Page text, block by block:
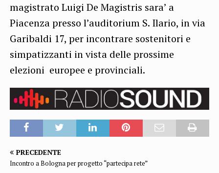
magistrato Luigi De Magistris sara’ a
Piacenza presso l’auditorium S. Ilario, in via
Garibaldi 17, per incontrare sostenitori e
simpatizzanti in vista delle prossime
elezioni europee e provinciali.
PRECEDENTE
Incontro a Bologna per progetto “partecipa rete”